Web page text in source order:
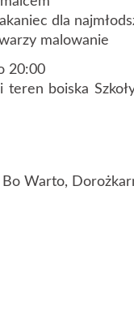
dla
malowanie
20:00
boiska